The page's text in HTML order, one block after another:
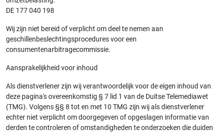
DE 177 040 198
Wij zijn niet bereid of verplicht om deel te nemen aan
geschillenbeslechtingsprocedures voor een
consumentenarbitragecommissie.
Aansprakelijkheid voor inhoud
Als dienstverlener zijn wij verantwoordelijk voor de eigen inhoud van
deze pagina's overeenkomstig § 7 lid 1 van de Duitse Telemediawet
(TMG). Volgens §§ 8 tot en met 10 TMG zijn wij als dienstverlener
echter niet verplicht om doorgegeven of opgeslagen informatie van
derden te controleren of omstandigheden te onderzoeken die duiden